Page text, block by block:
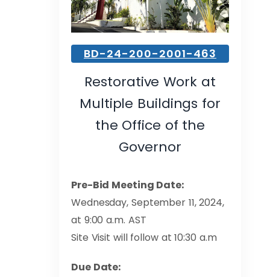
BD-24-200-2001-463
Restorative Work at
Multiple Buildings for
the Office of the
Governor
Pre-Bid Meeting Date:
Wednesday, September 11, 2024,
at 9:00 a.m. AST
Site Visit will follow at 10:30 a.m
Due Date: